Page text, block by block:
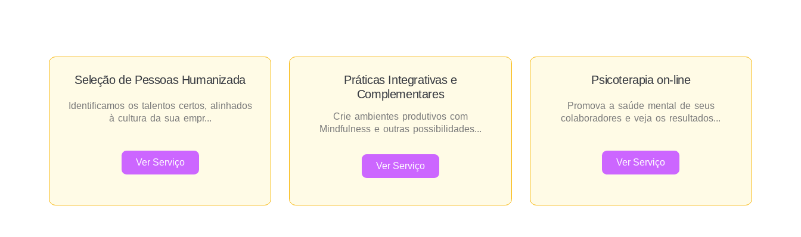
Seleção de Pessoas Humanizada
Identificamos os talentos certos, alinhados
à cultura da sua empr...
Ver Serviço
Práticas Integrativas e
Complementares
Crie ambientes produtivos com
Mindfulness e outras possibilidades...
Ver Serviço
Psicoterapia on-line
Promova a saúde mental de seus
colaboradores e veja os resultados...
Ver Serviço